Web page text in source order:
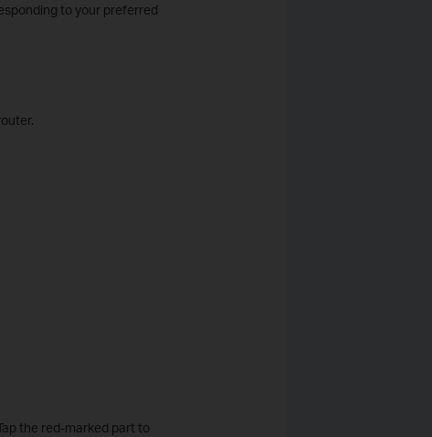
to your preferred
the red-marked part to